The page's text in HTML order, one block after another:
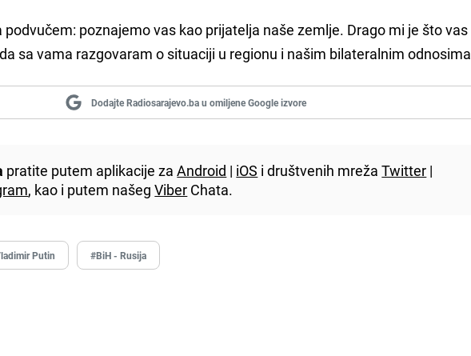
poznajemo vas kao prijatelja naše zemlje. Drago mi je što vas
sa vama razgovaram o situaciji u regionu i našim bilateralnim
Dodajte Radiosarajevo.ba u omiljene Google izvore
pratite putem aplikacije zaAndroid | iOS i društvenih mrežaTwitter |
, kao i putem našegViber Chata.
Putin #BiH - Rusija